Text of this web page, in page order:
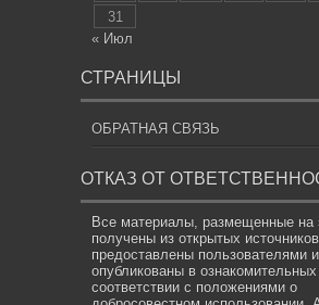
31
« Июл
СТРАНИЦЫ
ОБРАТНАЯ СВЯЗЬ
ОТКАЗ ОТ
Все материалы, размещенные на
получены из открытых источников,
предоставлены пользователями
опубликованы в
соответствии с положениями о